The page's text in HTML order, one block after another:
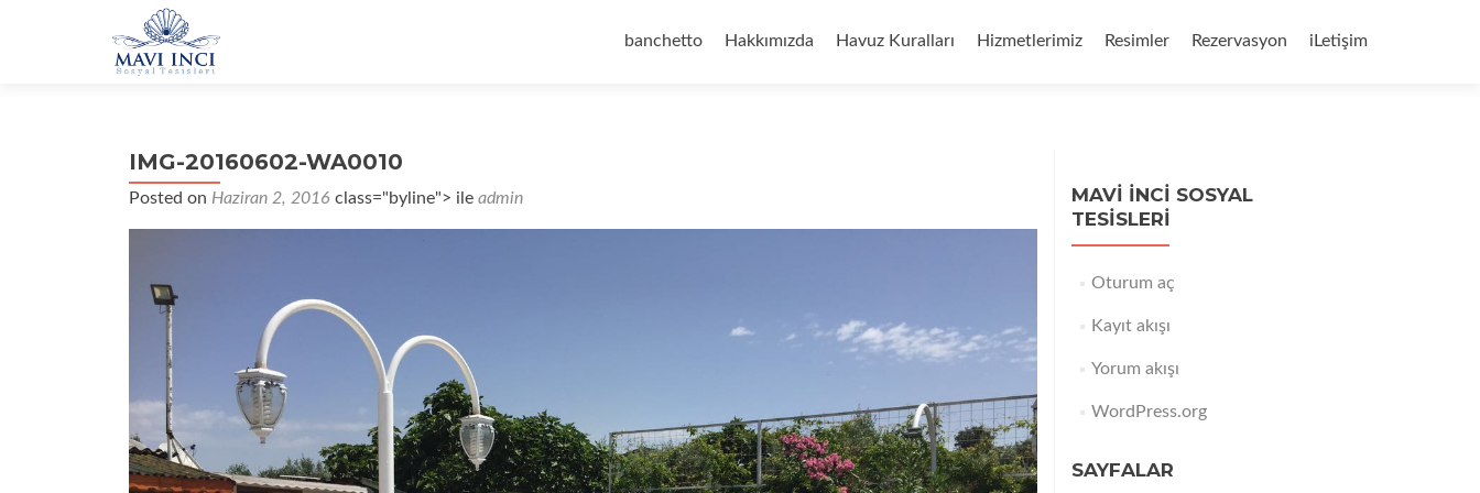
geç
banchetto Hakkımızda Havuz Kuralları Hizmetlerimiz Resimler Rezervasyon iLetişim
IMG-20160602-WA0010
Posted on Haziran 2, 2016 class="byline"> ile admin
MAVI İNCI SOSYAL
TESISLERI
Oturum aç
Kayıt akışı
Yorum akışı
WordPress.org
SAYFALAR